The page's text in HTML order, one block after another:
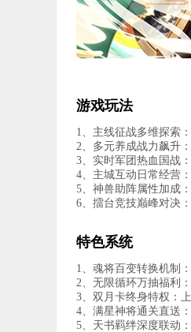
游戏玩法
1、主线征战多维探索
2、多元养成战力飙升
3、实时军团热血国战
4、主城互动日常经营
5、神兽助阵属性加成
6、擂台竞技巅峰对决
特色系统
1、魂将百变转换机制
2、无限循环万抽福利
3、双月卡终身特权：
4、满星神将通关直送
5、天书羁绊深度联动